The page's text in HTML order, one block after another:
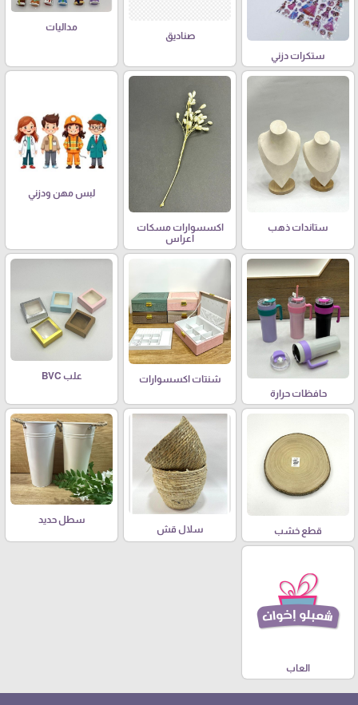
ستكرات دزني
صناديق
مداليات
ستاندات ذهب
اكسسوارات مسكات
اعراس
لبس مهن ودزني
حافظات حرارة
شنتات اكسسوارات علب BVC
قطع خشب سلال قش
سطل حديد
العاب